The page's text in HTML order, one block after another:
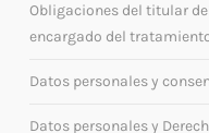
Obligaciones del titular
encargado del
Datos personales y
Datos personales y